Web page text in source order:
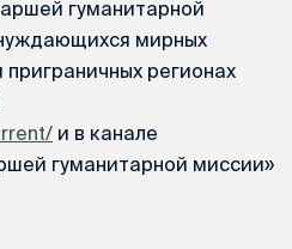
гуманитарной
мирных
регионах
и в канале
гуманитарной миссии»